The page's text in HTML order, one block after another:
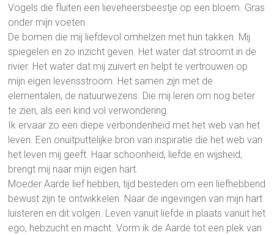
Vogels die fluiten een lieveheersbeestje op een bloem. Gras
onder mijn voeten.
De bomen die mij liefdevol omhelzen met hun takken. Mij
spiegelen en zo inzicht geven. Het water dat stroomt in de
rivier. Het water dat mij zuivert en helpt te vertrouwen op
mijn eigen levensstroom. Het samen zijn met de
elementalen, de natuurwezens. Die mij leren om nog beter
te zien, als een kind vol verwondering.
Ik ervaar zo een diepe verbondenheid met het web van het
leven. Een onuitputtelijke bron van inspiratie die het web van
het leven mij geeft. Haar schoonheid, liefde en wijsheid,
brengt mij naar mijn eigen hart.
Moeder Aarde lief hebben, tijd besteden om een liefhebbend
bewust zijn te ontwikkelen. Naar de ingevingen van mijn hart
luisteren en dit volgen. Leven vanuit liefde in plaats vanuit het
ego, hebzucht en macht. Vorm ik de Aarde tot een plek van